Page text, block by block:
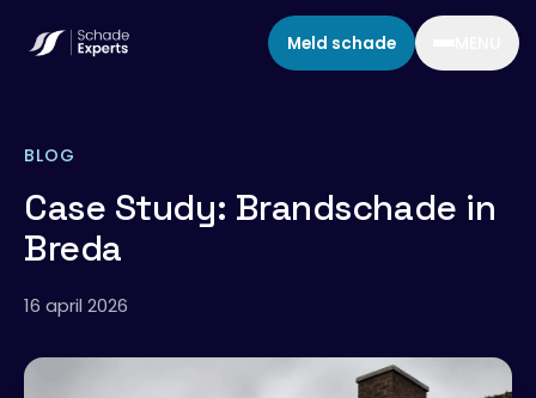
Meld schade
BLOG
Case Study: Brandschade in
Breda
16 april 2026